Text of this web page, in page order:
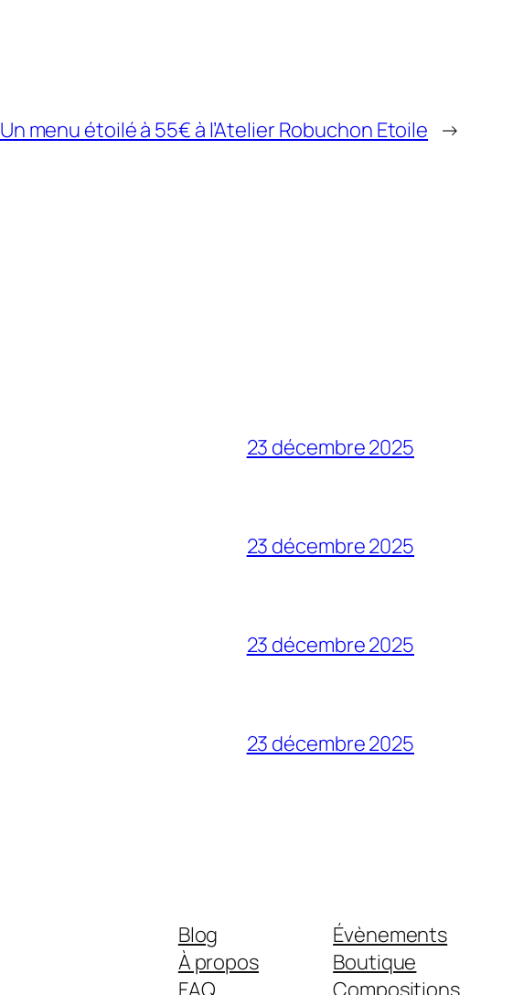
Un menu étoilé à 55€ à l’Atelier Robuchon Etoile →
23 décembre 2025
23 décembre 2025
23 décembre 2025
23 décembre 2025
Blog
À propos
Évènements
Boutique